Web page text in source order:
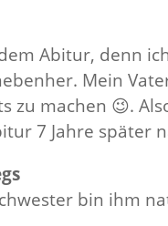
Abitur, denn
Mein
zu machen 😉.
7 Jahre später
bin ihm